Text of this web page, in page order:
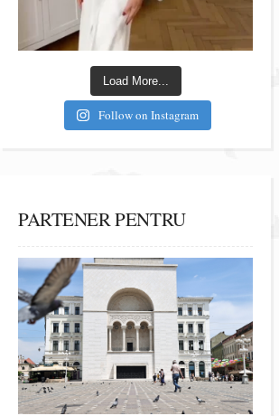
Load More...
Follow on Instagram
PARTENER PENTRU